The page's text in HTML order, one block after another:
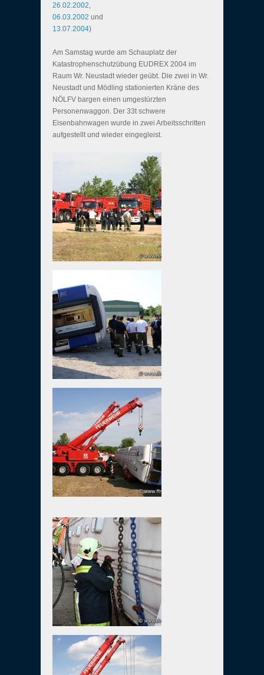
26.02.2002,
06.03.2002 und
13.07.2004)
Am Samstag wurde am Schauplatz der
Katastrophenschutzübung EUDREX 2004 im
Raum Wr. Neustadt wieder geübt. Die zwei in Wr.
Neustadt und Mödling stationierten Kräne des
NÖLFV bargen einen umgestürzten
Personenwaggon. Der 33t schwere
Eisenbahnwagen wurde in zwei Arbeitsschritten
aufgestellt und wieder eingegleist.